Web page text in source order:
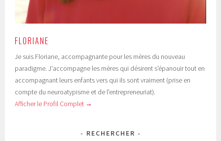
FLORIANE
Je suis Floriane, accompagnante pour les mères du nouveau
paradigme. J'accompagne les mères qui désirent s'épanouir tout en
accompagnant leurs enfants vers qui ils sont vraiment (prise en
compte du neuroatypisme et de l'entrepreneuriat).
Afficher le Profil Complet →
RECHERCHER